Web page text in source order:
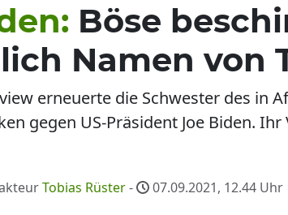
Böse
Namen von
erneuerte die Schwester des in
gegen US-Präsident Joe Biden.
Tobias Rüster- 07.09.2021, 12.44 Uhr